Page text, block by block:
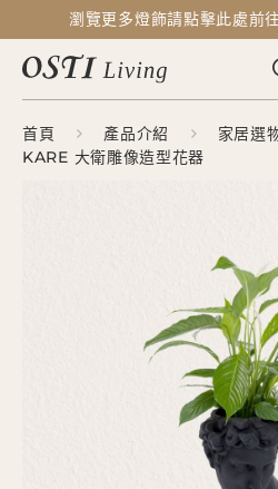
瀏覽更多燈飾請點擊此處
瀏覽更多燈飾請點擊此處前
首頁 產品介紹 家居選
KARE 大衛雕像造型花器